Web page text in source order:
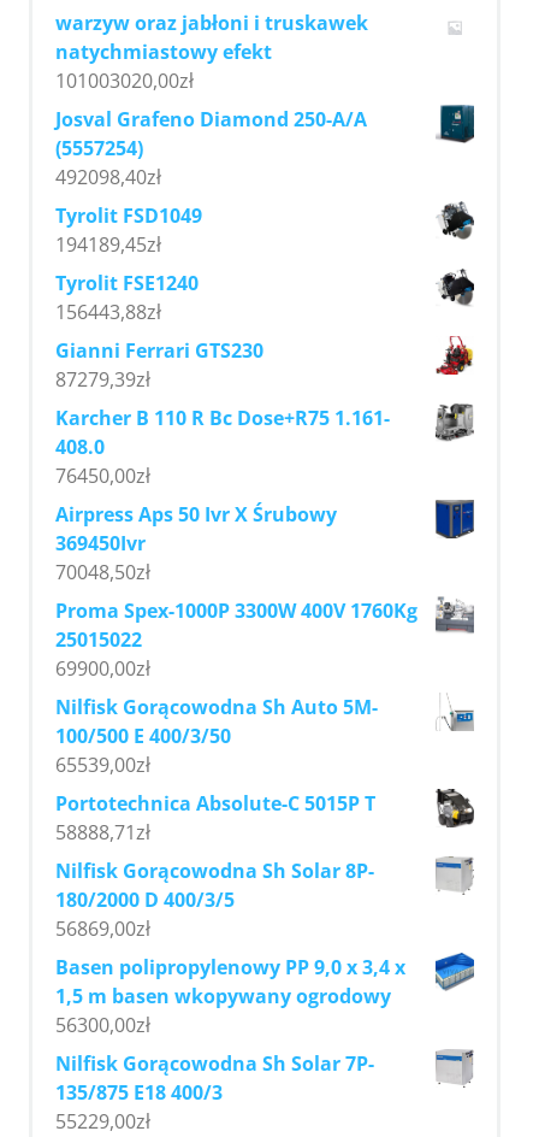
warzyw oraz jabłoni i truskawek
natychmiastowy efekt
101003020,00zł
Josval Grafeno Diamond 250-A/A
(5557254)
492098,40zł
Tyrolit FSD1049
194189,45zł
Tyrolit FSE1240
156443,88zł
Gianni Ferrari GTS230
87279,39zł
Karcher B 110 R Bc Dose+R75 1.161-
408.0
76450,00zł
Airpress Aps 50 Ivr X Śrubowy
369450Ivr
70048,50zł
Proma Spex-1000P 3300W 400V 1760Kg
25015022
69900,00zł
Nilfisk Gorącowodna Sh Auto 5M-
100/500 E 400/3/50
65539,00zł
Portotechnica Absolute-C 5015P T
58888,71zł
Nilfisk Gorącowodna Sh Solar 8P-
180/2000 D 400/3/5
56869,00zł
Basen polipropylenowy PP 9,0 x 3,4 x
1,5 m basen wkopywany ogrodowy
56300,00zł
Nilfisk Gorącowodna Sh Solar 7P-
135/875 E18 400/3
55229,00zł